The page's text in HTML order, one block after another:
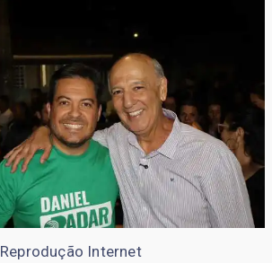
Reprodução Internet